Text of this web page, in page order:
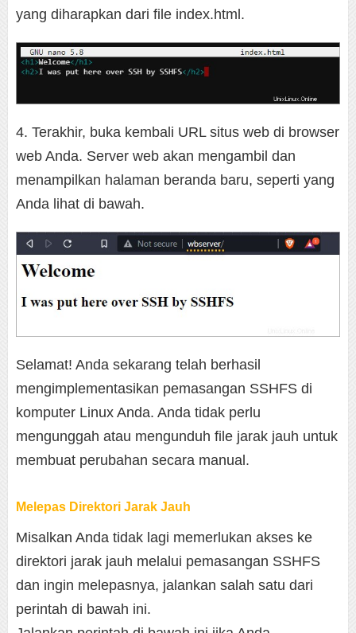
yang diharapkan dari file index.html.
4. Terakhir, buka kembali URL situs web di browser
web Anda. Server web akan mengambil dan
menampilkan halaman beranda baru, seperti yang
Anda lihat di bawah.
Selamat! Anda sekarang telah berhasil
mengimplementasikan pemasangan SSHFS di
komputer Linux Anda. Anda tidak perlu
mengunggah atau mengunduh file jarak jauh untuk
membuat perubahan secara manual.
Melepas Direktori Jarak Jauh
Misalkan Anda tidak lagi memerlukan akses ke
direktori jarak jauh melalui pemasangan SSHFS
dan ingin melepasnya, jalankan salah satu dari
perintah di bawah ini.